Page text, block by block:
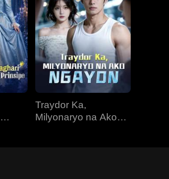
Traydor Ka,
Milyonaryo na Ako